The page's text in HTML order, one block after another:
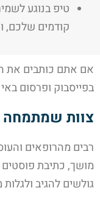
טיפ בנוגע
קודמים שלכם,
אם אתם כותבים את
בפייסבוק ופרסום
צוות שמתמחה
רבים מהרופאים
מושך, כתיבת פוסטים
גולשים להגיב